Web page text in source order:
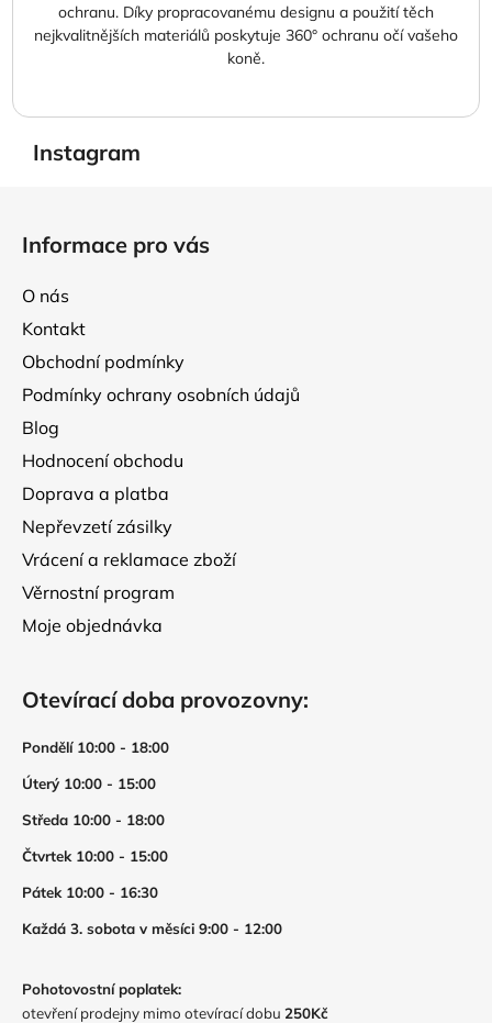
ochranu. Díky propracovanému designu a použití těch
nejkvalitnějších materiálů poskytuje 360° ochranu očí vašeho
koně.
Instagram
Informace pro vás
O nás
Kontakt
Obchodní podmínky
Podmínky ochrany osobních údajů
Blog
Hodnocení obchodu
Doprava a platba
Nepřevzetí zásilky
Vrácení a reklamace zboží
Věrnostní program
Moje objednávka
Otevírací doba provozovny:
Pondělí 10:00 - 18:00
Úterý 10:00 - 15:00
Středa 10:00 - 18:00
Čtvrtek 10:00 - 15:00
Pátek 10:00 - 16:30
Každá 3. sobota v měsíci 9:00 - 12:00
Pohotovostní poplatek:
otevření prodejny mimo otevírací dobu 250Kč